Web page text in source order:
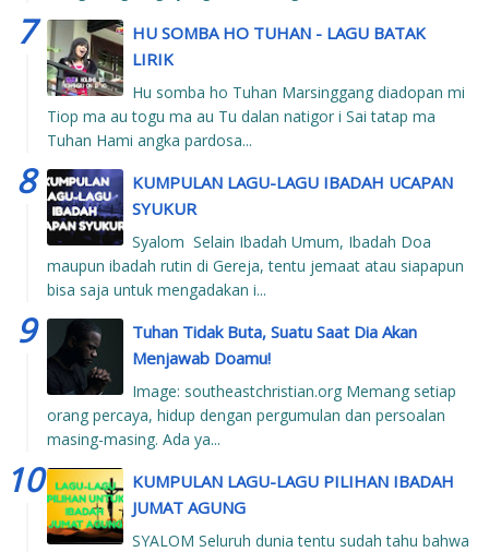
HU SOMBA HO TUHAN - LAGU BATAK
LIRIK
Hu somba ho Tuhan Marsinggang diadopan mi
Tiop ma au togu ma au Tu dalan natigor i Sai tatap ma
Tuhan Hami angka pardosa...
KUMPULAN LAGU-LAGU IBADAH UCAPAN
SYUKUR
Syalom Selain Ibadah Umum, Ibadah Doa
maupun ibadah rutin di Gereja, tentu jemaat atau siapapun
bisa saja untuk mengadakan i...
Tuhan Tidak Buta, Suatu Saat Dia Akan
Menjawab Doamu!
Image: southeastchristian.org Memang setiap
orang percaya, hidup dengan pergumulan dan persoalan
masing-masing. Ada ya...
KUMPULAN LAGU-LAGU PILIHAN IBADAH
JUMAT AGUNG
SYALOM Seluruh dunia tentu sudah tahu bahwa